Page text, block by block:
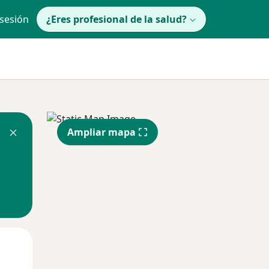
¿Eres profesional de la salud?
Ampliar mapa